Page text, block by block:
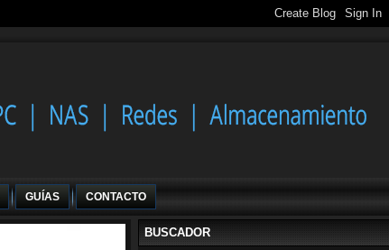
GUÍAS CONTACTO
BUSCADOR